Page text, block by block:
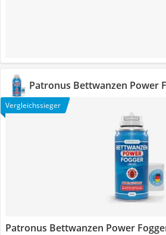
Patronus Bettwanzen Power
Vergleichssieger
Patronus Bettwanzen Power